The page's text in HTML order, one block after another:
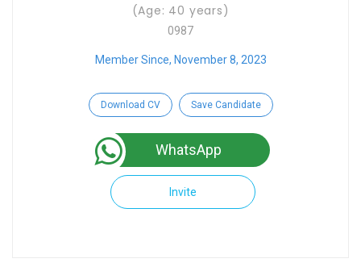
(Age: 40 years)
0987
Member Since, November 8, 2023
Download CV Save Candidate
WhatsApp
Invite